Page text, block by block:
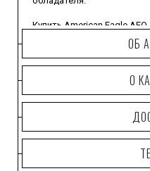
Купить American Eagle
современный мужчина,
жизненную позицию,
лишенный романтических
сомнениям.
притягательным
ОБ
О